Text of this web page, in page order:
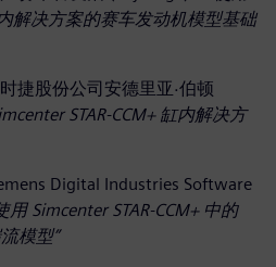
解决方案的赛车发动机模型基础
时捷股份公司安德里亚·伯顿
STAR-CCM+ 缸内解决方
Digital Industries Software
用 Simcenter STAR-CCM+ 中的
模型”